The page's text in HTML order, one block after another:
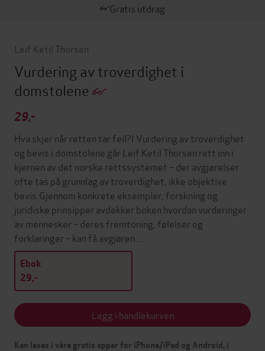
Gratis utdrag
Leif Ketil Thorsen
Vurdering av troverdighet i
domstolene
29,-
Hva skjer når retten tar feil?I Vurdering av troverdighet
og bevis i domstolene går Leif Ketil Thorsen rett inn i
kjernen av det norske rettssystemet – der avgjørelser
ofte tas på grunnlag av troverdighet, ikke objektive
bevis.Gjennom konkrete eksempler, forskning og
juridiske prinsipper avdekker boken hvordan vurderinger
av mennesker – deres fremtoning, følelser og
forklaringer – kan få avgjøren…
Ebok
29,-
Legg i handlekurven
Kan leses i våre gratis apper for iPhone/iPad og Android, i